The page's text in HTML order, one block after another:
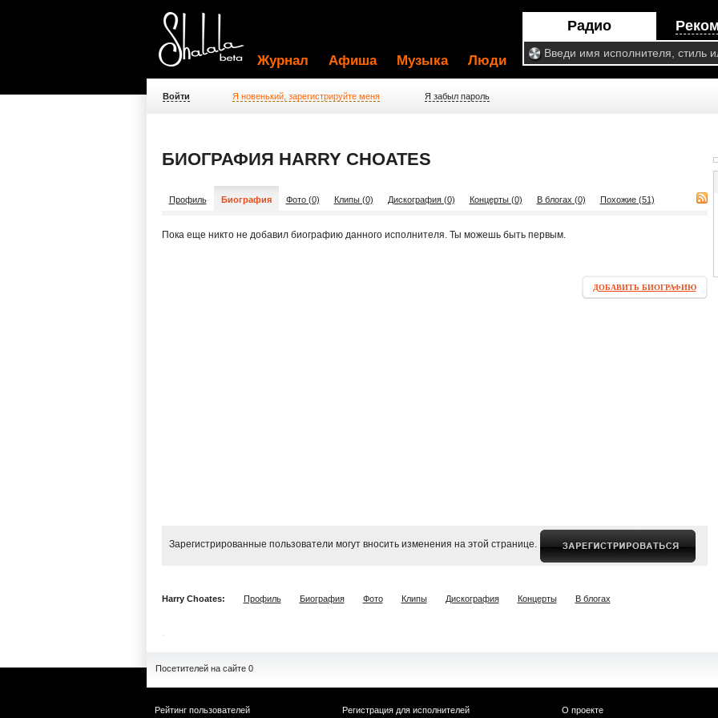
Радио
Журнал Афиша Музыка Люди
Войти Я новенький, зарегистрируйте меня Я забыл пароль
БИОГРАФИЯ HARRY CHOATES
Профиль Биография Фото (0) Клипы (0) Дискография (0) Концерты (0) В блогах (0) Похожие (51)
Пока еще никто не добавил биографию данного исполнителя. Ты можешь быть первым.
ДОБАВИТЬ БИОГРАФИЮ
Зарегистрированные пользователи могут вносить изменения на этой странице.
Harry Choates: Профиль Биография Фото Клипы Дискография Концерты В блогах
Посетителей на сайте 0
Рейтинг пользователей
Регистрация для исполнителей
О проекте